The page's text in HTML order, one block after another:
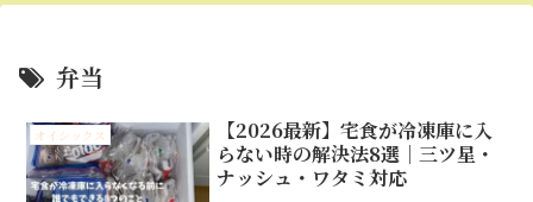
弁当
オイシックス
【2026最新】宅食が冷凍庫に入
らない時の解決法8選｜三ツ星・
ナッシュ・ワタミ対応